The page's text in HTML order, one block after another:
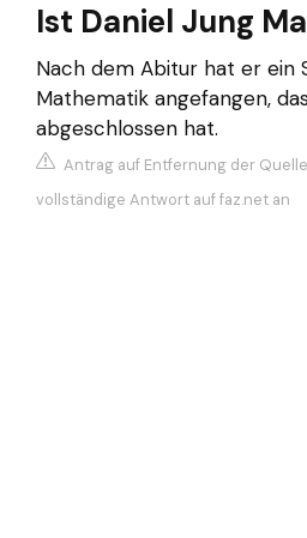
Ist Daniel Jung
Nach dem Abitur hat er ein
Mathematik angefangen,
abgeschlossen hat.
Antrag auf Entfernung der Quelle
vollständige Antwort auf faz.net an